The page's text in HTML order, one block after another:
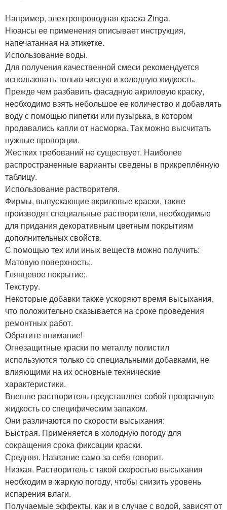
Например, электропроводная краска Zinga.
Нюансы ее применения описывает инструкция,
напечатанная на этикетке.
Использование воды.
Для получения качественной смеси рекомендуется
использовать только чистую и холодную жидкость.
Прежде чем разбавить фасадную акриловую краску,
необходимо взять небольшое ее количество и добавлять
воду с помощью пипетки или пузырька, в котором
продавались капли от насморка. Так можно высчитать
нужные пропорции.
Жестких требований не существует. Наиболее
распространенные варианты сведены в прикреплённую
таблицу.
Использование растворителя.
Фирмы, выпускающие акриловые краски, также
производят специальные растворители, необходимые
для придания декоративным цветным покрытиям
дополнительных свойств.
С помощью тех или иных веществ можно получить:
Матовую поверхность;.
Глянцевое покрытие;.
Текстуру.
Некоторые добавки также ускоряют время высыхания,
что положительно сказывается на сроке проведения
ремонтных работ.
Обратите внимание!
Огнезащитные краски по металлу полистил
используются только со специальными добавками, не
влияющими на их основные технические
характеристики.
Внешне растворитель представляет собой прозрачную
жидкость со специфическим запахом.
Они различаются по скорости высыхания:
Быстрая. Применяется в холодную погоду для
сокращения срока фиксации краски.
Средняя. Название само за себя говорит.
Низкая. Растворитель с такой скоростью высыхания
необходим в жаркую погоду, чтобы снизить уровень
испарения влаги.
Получаемые эффекты, как и в случае с водой, зависят от